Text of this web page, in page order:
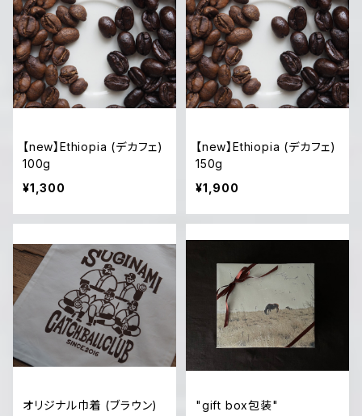
【new】Ethiopia (デカフェ)
100g
¥1,300
【new】Ethiopia (デカフェ)
150g
¥1,900
オリジナル巾着 (ブラウン)
"gift box包装"